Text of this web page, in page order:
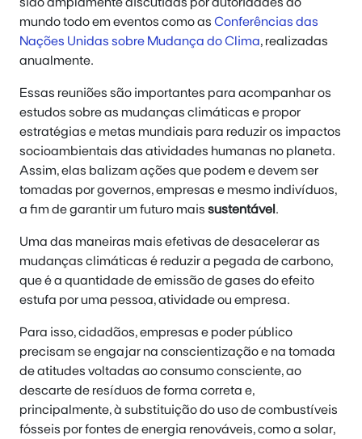
mundo todo em eventos como as Conferências das
Nações Unidas sobre Mudança do Clima, realizadas
anualmente.
Essas reuniões são importantes para acompanhar os
estudos sobre as mudanças climáticas e propor
estratégias e metas mundiais para reduzir os impactos
socioambientais das atividades humanas no planeta.
Assim, elas balizam ações que podem e devem ser
tomadas por governos, empresas e mesmo indivíduos,
a fim de garantir um futuro mais sustentável .
Uma das maneiras mais efetivas de desacelerar as
mudanças climáticas é reduzir a pegada de carbono,
que é a quantidade de emissão de gases do efeito
estufa por uma pessoa, atividade ou empresa.
Para isso, cidadãos, empresas e poder público
precisam se engajar na conscientização e na tomada
de atitudes voltadas ao consumo consciente, ao
descarte de resíduos de forma correta e,
principalmente, à substituição do uso de combustíveis
fósseis por fontes de energia renováveis, como a solar,